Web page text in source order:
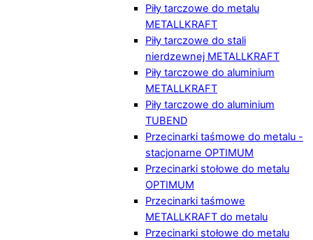
Piły tarczowe do metalu
METALLKRAFT
Piły tarczowe do stali
nierdzewnej METALLKRAFT
Piły tarczowe do aluminium
METALLKRAFT
Piły tarczowe do aluminium
TUBEND
Przecinarki taśmowe do metalu -
stacjonarne OPTIMUM
Przecinarki stołowe do metalu
OPTIMUM
Przecinarki taśmowe
METALLKRAFT do metalu
Przecinarki stołowe do metalu